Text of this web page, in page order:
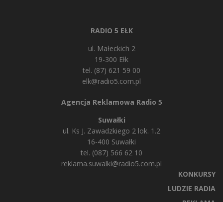
RADIO 5 EŁK
ul. Małeckich 2
19-300 Ełk
tel. (87) 621 59 00
elk@radio5.com.pl
Agencja Reklamowa Radio 5
Suwałki
ul. Ks J. Zawadzkiego 2 lok. 1.2
16-400 Suwałki
tel. (087) 566 62 10
reklama.suwalki@radio5.com.pl
KONKURSY
LUDZIE RADIA